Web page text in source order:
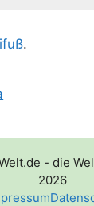
.
- die
2026